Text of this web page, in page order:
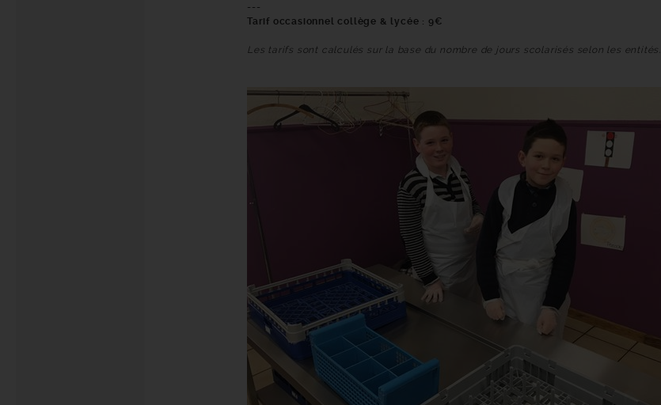
---
Tarif occasionnel collège & lycée : 9€
Les tarifs sont calculés sur la base du nombre de jours scolarisés selon les entités.